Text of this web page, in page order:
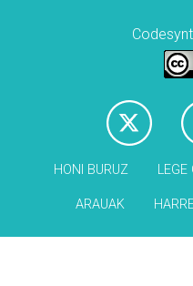
HONI BURUZ LEGE
ARAUAK